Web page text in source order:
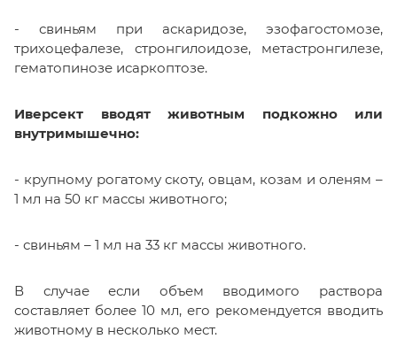
- свиньям при аскаридозе, эзофагостомозе,
трихоцефалезе, стронгилоидозе, метастронгилезе,
гематопинозе исаркоптозе.
Иверсект вводят животным подкожно или
внутримышечно:
- крупному рогатому скоту, овцам, козам и оленям –
1 мл на 50 кг массы животного;
- свиньям – 1 мл на 33 кг массы животного.
В случае если объем вводимого раствора
составляет более 10 мл, его рекомендуется вводить
животному в несколько мест.